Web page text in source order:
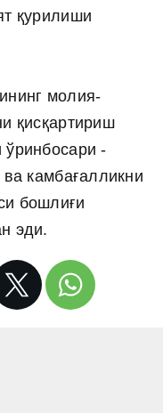
қурилиши
молия-
қисқартириш
-
ва камбағалликни
бошлиғи
эди.